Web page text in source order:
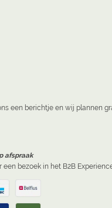
een berichtje en wij plannen
afspraak
een bezoek in het B2B